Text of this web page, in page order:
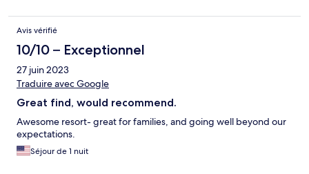
Avis vérifié
10/10 – Exceptionnel
27 juin 2023
Traduire avec Google
Great find, would recommend.
Awesome resort- great for families, and going well beyond our
expectations.
Séjour de 1 nuit